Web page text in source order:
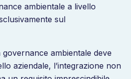
ambientale a livello
sul
ambientale deve
aziendale, l’integrazione non